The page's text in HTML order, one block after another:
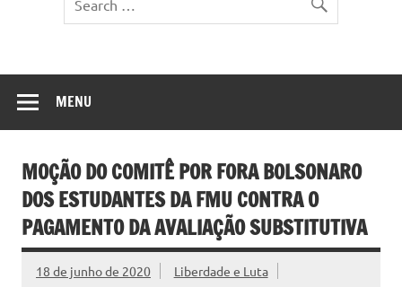
MENU
MOÇÃO DO COMITÊ POR FORA BOLSONARO
DOS ESTUDANTES DA FMU CONTRA O
PAGAMENTO DA AVALIAÇÃO SUBSTITUTIVA
18 de junho de 2020 Liberdade e Luta